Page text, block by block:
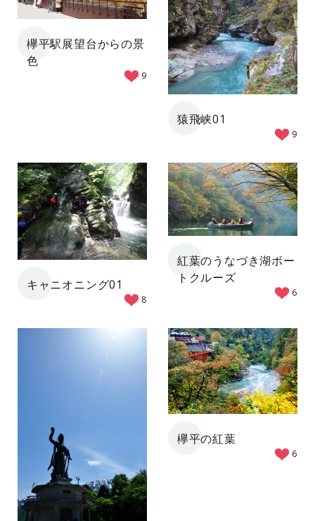
欅平駅展望台からの景
色
9
猿飛峡01
9
キャニオニング01
8
紅葉のうなづき湖ボー
トクルーズ
6
欅平の紅葉
6